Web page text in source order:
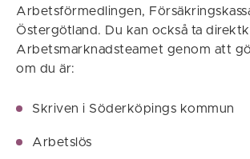
Arbetsförmedlingen,
Östergötland. Du kan också ta
Arbetsmarknadsteamet genom att
om du är:
Skriven i Söderköpings kommun
Arbetslös